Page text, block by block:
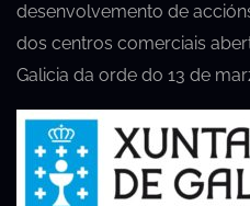
desenvolvemento de
dos centros comerciais
Galicia da orde do 13 de